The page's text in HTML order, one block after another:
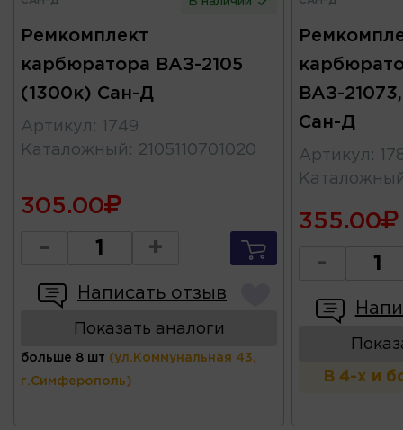
Ремкомплект
карбюратора ВАЗ-2105
(1300к) Сан-Д
Артикул :
1749
Каталожный : 2105110701020
305.00
- +
Написать отзыв
Показать аналоги
больше 8 шт (ул.Коммунальная 43,
г.Симферополь)
ВАЗ-
Cан-Д
Артикул :
355.00
-
В 4-х и